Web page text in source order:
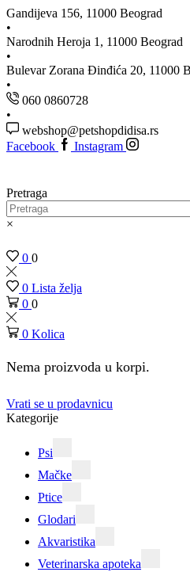
Gandijeva 156, 11000 Beograd
Narodnih Heroja 1, 11000 Beograd
Bulevar Zorana Đinđića 20, 11000
060 0860728
webshop@petshopdidisa.rs
Facebook
Instagram
Pretraga
×
0 0
0 Lista želja
0 0
0 Kolica
Nema proizvoda u korpi.
Vrati se u prodavnicu
Kategorije
Psi
Mačke
Ptice
Glodari
Akvaristika
Veterinarska apoteka